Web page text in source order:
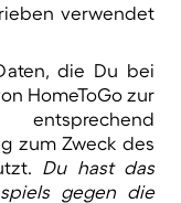
verwendet
die Du bei
HomeToGo zur
zum Zweck des
Du hast das
gegen die